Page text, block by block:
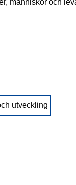
människor och
utveckling